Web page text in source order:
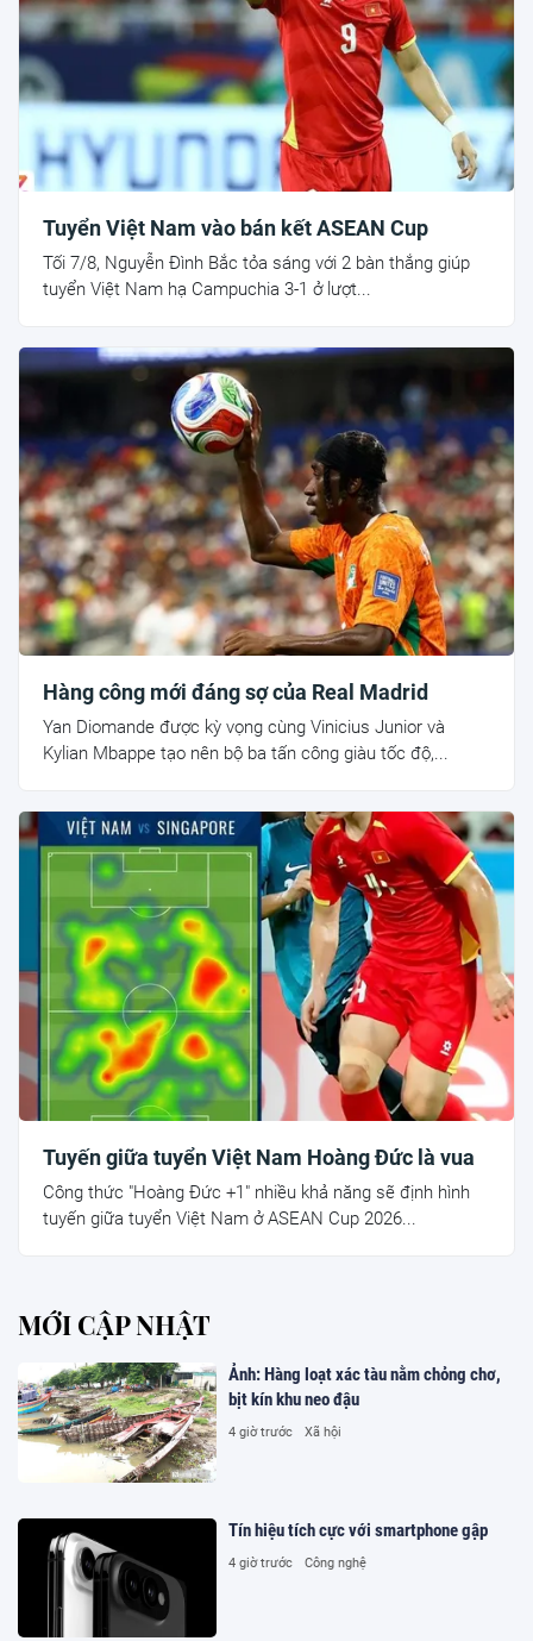
Tuyển Việt Nam vào bán kết ASEAN Cup
Tối 7/8, Nguyễn Đình Bắc tỏa sáng với 2 bàn thắng giúp
tuyển Việt Nam hạ Campuchia 3-1 ở lượt...
Hàng công mới đáng sợ của Real Madrid
Yan Diomande được kỳ vọng cùng Vinicius Junior và
Kylian Mbappe tạo nên bộ ba tấn công giàu tốc độ,...
Tuyến giữa tuyển Việt Nam Hoàng Đức là vua
Công thức "Hoàng Đức +1" nhiều khả năng sẽ định hình
tuyến giữa tuyển Việt Nam ở ASEAN Cup 2026...
MỚI CẬP NHẬT
Ảnh: Hàng loạt xác tàu nằm chỏng chơ,
bịt kín khu neo đậu
4 giờ trước Xã hội
Tín hiệu tích cực với smartphone gập
4 giờ trước Công nghệ